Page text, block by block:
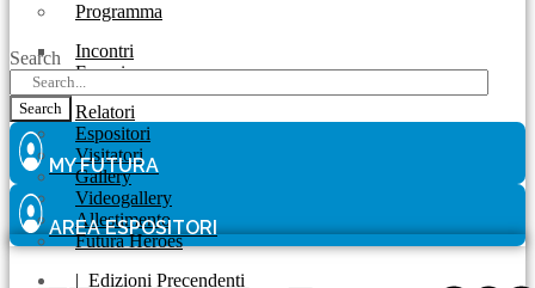
Programma
Incontri
Experience
Relatori
Espositori
Visitatori
Gallery
Videogallery
Allestimento
Futura Heroes
| Edizioni Precendenti
Search
Search
MY FUTURA
AREA ESPOSITORI